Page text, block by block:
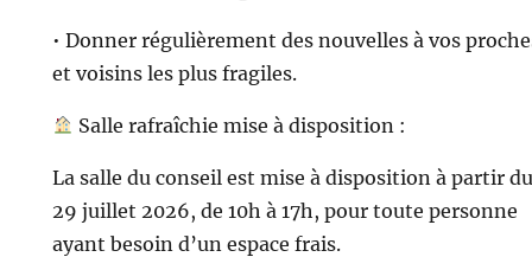
• Donner régulièrement des nouvelles à vos
et voisins les plus fragiles.
Salle rafraîchie mise à disposition :
La salle du conseil est mise à disposition à partir du
29 juillet 2026, de 10h à 17h, pour toute personne
ayant besoin d’un espace frais.